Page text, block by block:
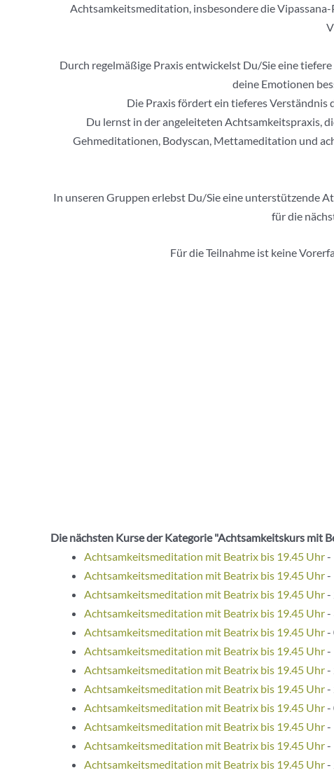
Achtsamkeitsmeditation, insbesondere die
Durch regelmäßige Praxis entwickelst Du/Sie eine
deine Emotionen
Die Praxis fördert ein tieferes Verständnis
Du lernst in der angeleiteten Achtsamkeitspraxis,
Gehmeditationen, Bodyscan, Mettameditation und
In unseren Gruppen erlebst Du/Sie eine unterstützende
für die
Für die Teilnahme ist keine
Die nächsten Kurse der Kategorie "Achtsamkeitskurs mit
Achtsamkeitsmeditation mit Beatrix bis 19.45 Uhr-
Achtsamkeitsmeditation mit Beatrix bis 19.45 Uhr-
Achtsamkeitsmeditation mit Beatrix bis 19.45 Uhr-
Achtsamkeitsmeditation mit Beatrix bis 19.45 Uhr-
Achtsamkeitsmeditation mit Beatrix bis 19.45 Uhr-
Achtsamkeitsmeditation mit Beatrix bis 19.45 Uhr-
Achtsamkeitsmeditation mit Beatrix bis 19.45 Uhr-
Achtsamkeitsmeditation mit Beatrix bis 19.45 Uhr-
Achtsamkeitsmeditation mit Beatrix bis 19.45 Uhr-
Achtsamkeitsmeditation mit Beatrix bis 19.45 Uhr-
Achtsamkeitsmeditation mit Beatrix bis 19.45 Uhr-
Achtsamkeitsmeditation mit Beatrix bis 19.45 Uhr-